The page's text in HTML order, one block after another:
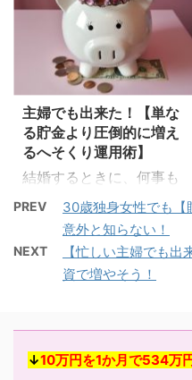
も、ほとんど増えない状
況が続いています。 更
に、 AIの台頭や増えない
給料明細に将来を悲観す
る声が広がり、 お金は
「貯める」から「増や
す」に目線を変える人が
増えてきています。 日本
人はコツコツ頑張ること
が美徳と教育され、まだ
まだ「投資」とは「怖い
もの」「騙される」など
のネガティブなイメージ
「投資」についてよく知
らないからではないでし
主婦でも出来た！【単な
る貯金より圧倒的に増え
るへそくり運用術】
結婚するときに、何事も
夫婦間での隠し事はなし
で全部オープンに暮らそ
う！と誓い合う夫婦って
意外と多いですよね。 で
も、長年夫婦として暮ら
知るなんて大抵の夫婦は
できていないんじゃない
でしょうか？ 中には夫や
PREV
30歳独身女性でも【
意外と知らない！
NEXT
【忙しい主婦でも
資で増やそう！
↓10万円を1か月で534万